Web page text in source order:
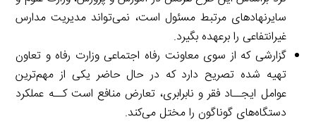
سایرنهادهای مرتبط مسئول است، نمی‌تواند مدیریت مدارس
غیرانتفاعی را برعهده بگیرد.
گزارشی که از سوی معاونت رفاه اجتماعی وزارت رفاه و تعاون
تهیه شده تصریح دارد که در حال حاضر یکی از مهم‌ترین
عوامل ایجــاد فقر و نابرابری، تعارض منافع است کــه عملکرد
دستگاه‌های گوناگون را مختل می‌کند.